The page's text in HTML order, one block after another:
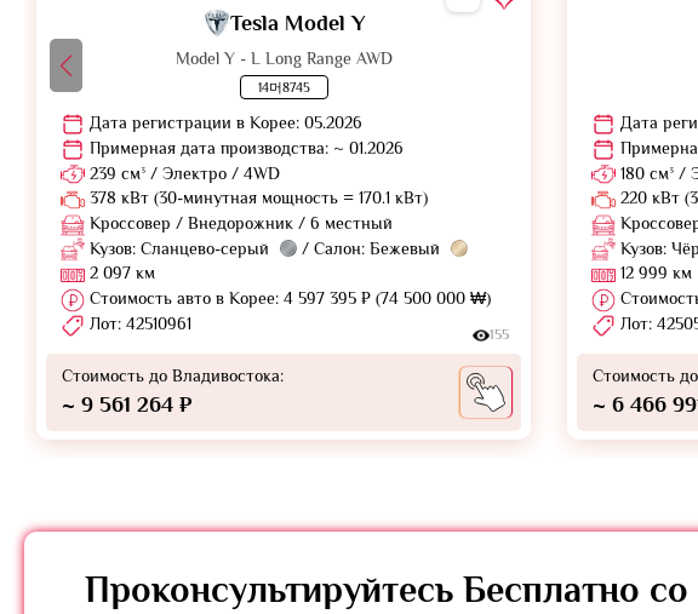
Tesla Model Y
Model Y - L Long Range AWD
14머8745
Дата регистрации в Корее: 05.2026
Примерная дата производства: ~ 01.2026
239 см³ / Электро / 4WD
378 кВт (30-минутная мощность = 170.1 кВт)
Кроссовер / Внедорожник / 6 местный
Кузов: Сланцево-серый
/ Салон: Бежевый
2 097 км
Стоимость авто в Корее: 4 597 395 ₽ (74 500 000 ₩)
Лот: 42510961
155
Стоимость до Владивостока:
~ 9 561 264 ₽
Дата
180 см³ /
220 кВт
Кузов:
12 999 км
Лот:
Стоимость
~ 6 466
Проконсультируйтесь Бесплатно со